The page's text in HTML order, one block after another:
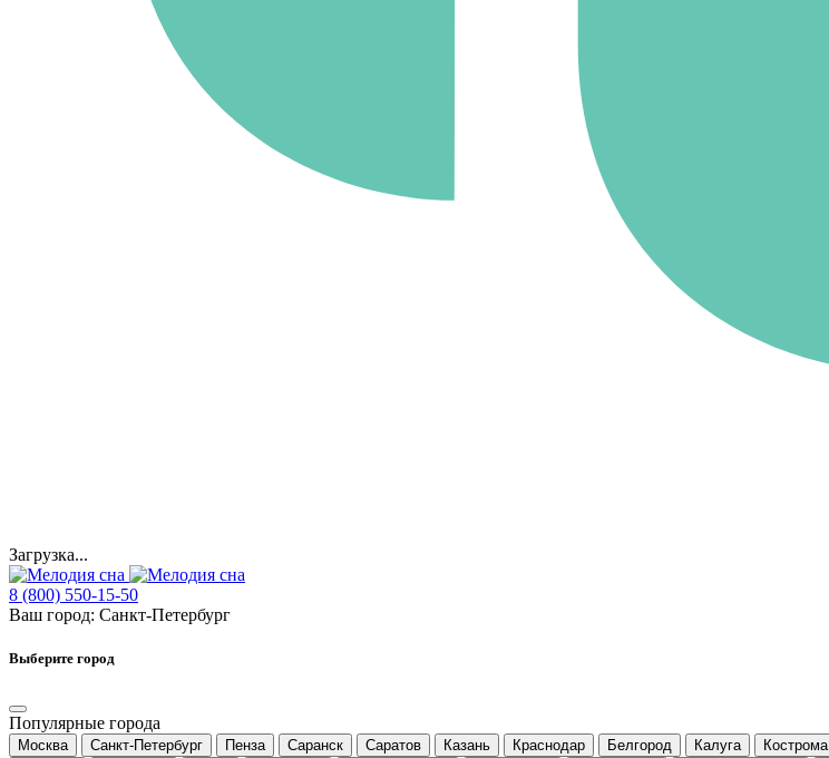
Загрузка...
8 (800) 550-15-50
Ваш город: Санкт-Петербург
Выберите город
Популярные города
Москва Санкт-Петербург Пенза Саранск Саратов Казань Краснодар Белгород Калуга Кострома